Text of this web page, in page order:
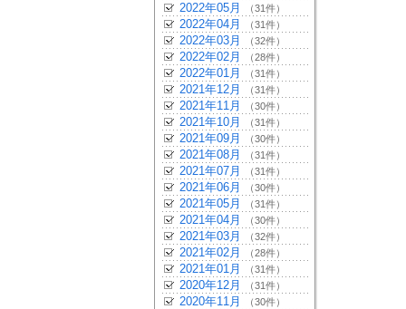
2022年05月 （31件）
2022年04月 （31件）
2022年03月 （32件）
2022年02月 （28件）
2022年01月 （31件）
2021年12月 （31件）
2021年11月 （30件）
2021年10月 （31件）
2021年09月 （30件）
2021年08月 （31件）
2021年07月 （31件）
2021年06月 （30件）
2021年05月 （31件）
2021年04月 （30件）
2021年03月 （32件）
2021年02月 （28件）
2021年01月 （31件）
2020年12月 （31件）
2020年11月 （30件）